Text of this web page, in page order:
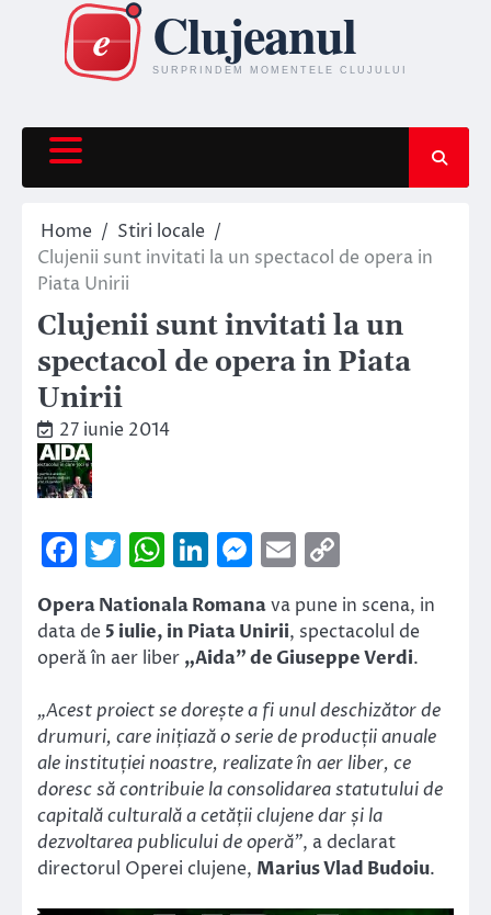
content
Home
Stiri locale
Clujenii sunt invitati la un spectacol de opera in
Piata Unirii
Clujenii sunt invitati la un
spectacol de opera in Piata
Unirii
27 iunie 2014
Facebook
Twitter
WhatsApp
LinkedIn
Messenger
Email
Link
Opera Nationala Romanava pune in scena, in
data de 5 iulie, in Piata Unirii, spectacolul de
operă în aer liber „Aida” de Giuseppe Verdi.
„Acest proiect se dorește a fi unul deschizător de
drumuri, care inițiază o serie de producții anuale
ale instituției noastre, realizate în aer liber, ce
doresc să contribuie la consolidarea statutului de
capitală culturală a cetății clujene dar și la
dezvoltarea publicului de operă”, a declarat
directorul Operei clujene, Marius Vlad Budoiu.